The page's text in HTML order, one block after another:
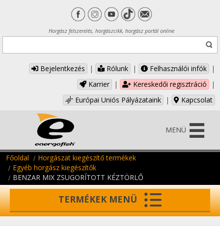
Horgász felszerelés, horgászcikk, horgász portál online
Bejelentkezés | Rólunk | Felhasználói infók
|
Karrier
| Kereskedői regisztráció
|
Európai Uniós Pályázataink
| Kapcsolat
MENÜ
Főoldal
Horgászat kiegészítő termékek
Egyéb horgász kiegészítők
BENZAR MIX ZSUGORÍTOTT KÉZTÖRLŐ
TERMÉKEK MENÜ